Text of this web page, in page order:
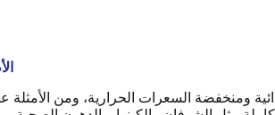
ومنخفضة السعرات الحرارية، ومن الأمثلة